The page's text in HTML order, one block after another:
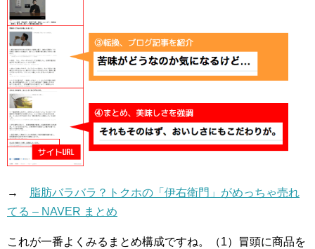
→ 脂肪バラバラ？トクホの「伊右衛門」がめっちゃ売れ
てる – NAVER まとめ
これが一番よくみるまとめ構成ですね。（1）冒頭に商品を